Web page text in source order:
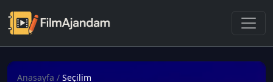
Anasayfa / Seçilim